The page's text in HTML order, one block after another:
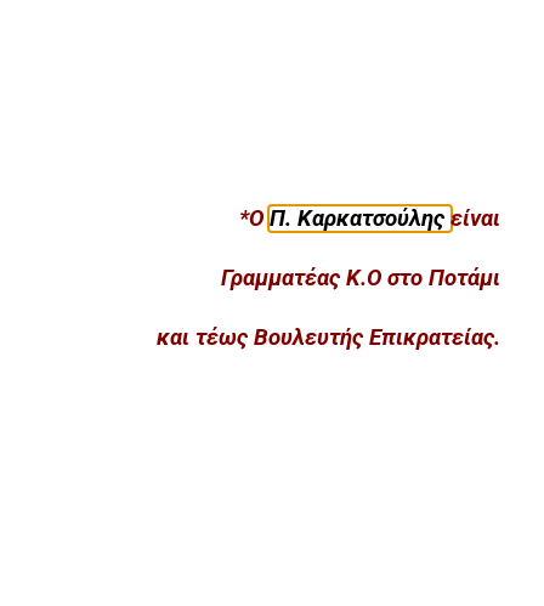
*ΟΠ. Καρκατσούληςείναι
Γραμματέας Κ.Ο στο Ποτάμι
και τέως Βουλευτής Επικρατείας.